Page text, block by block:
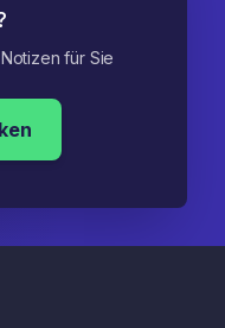
für Sie